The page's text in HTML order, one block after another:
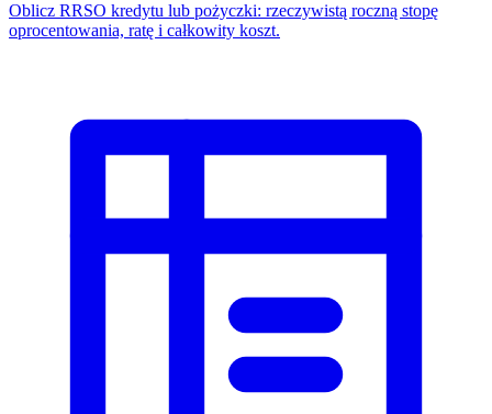
Oblicz RRSO kredytu lub pożyczki: rzeczywistą roczną stopę
oprocentowania, ratę i całkowity koszt.